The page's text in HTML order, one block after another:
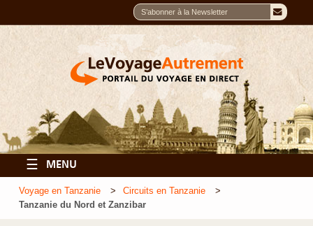
☰ MENU
Voyage en Tanzanie
Circuits en Tanzanie
Tanzanie du Nord et Zanzibar